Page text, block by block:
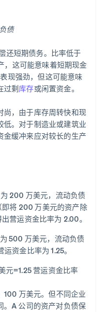
债
还短期债务。比率低于
，这可能意味着短期现金
现强劲，但这可能意味
过剩库存或闲置资金。
尚，由于库存周转快和现
低。对于制造业或建筑业
金缓冲来应对较长的生产
200 万美元，流动负债
将 200 万美元的资产除
营运资金比率为 2.00。
500 万美元，流动负债
资金比率为 1.25。
=1.25 营运资金比率
100 万美元。但不同企业
。A 公司的资产对负债保